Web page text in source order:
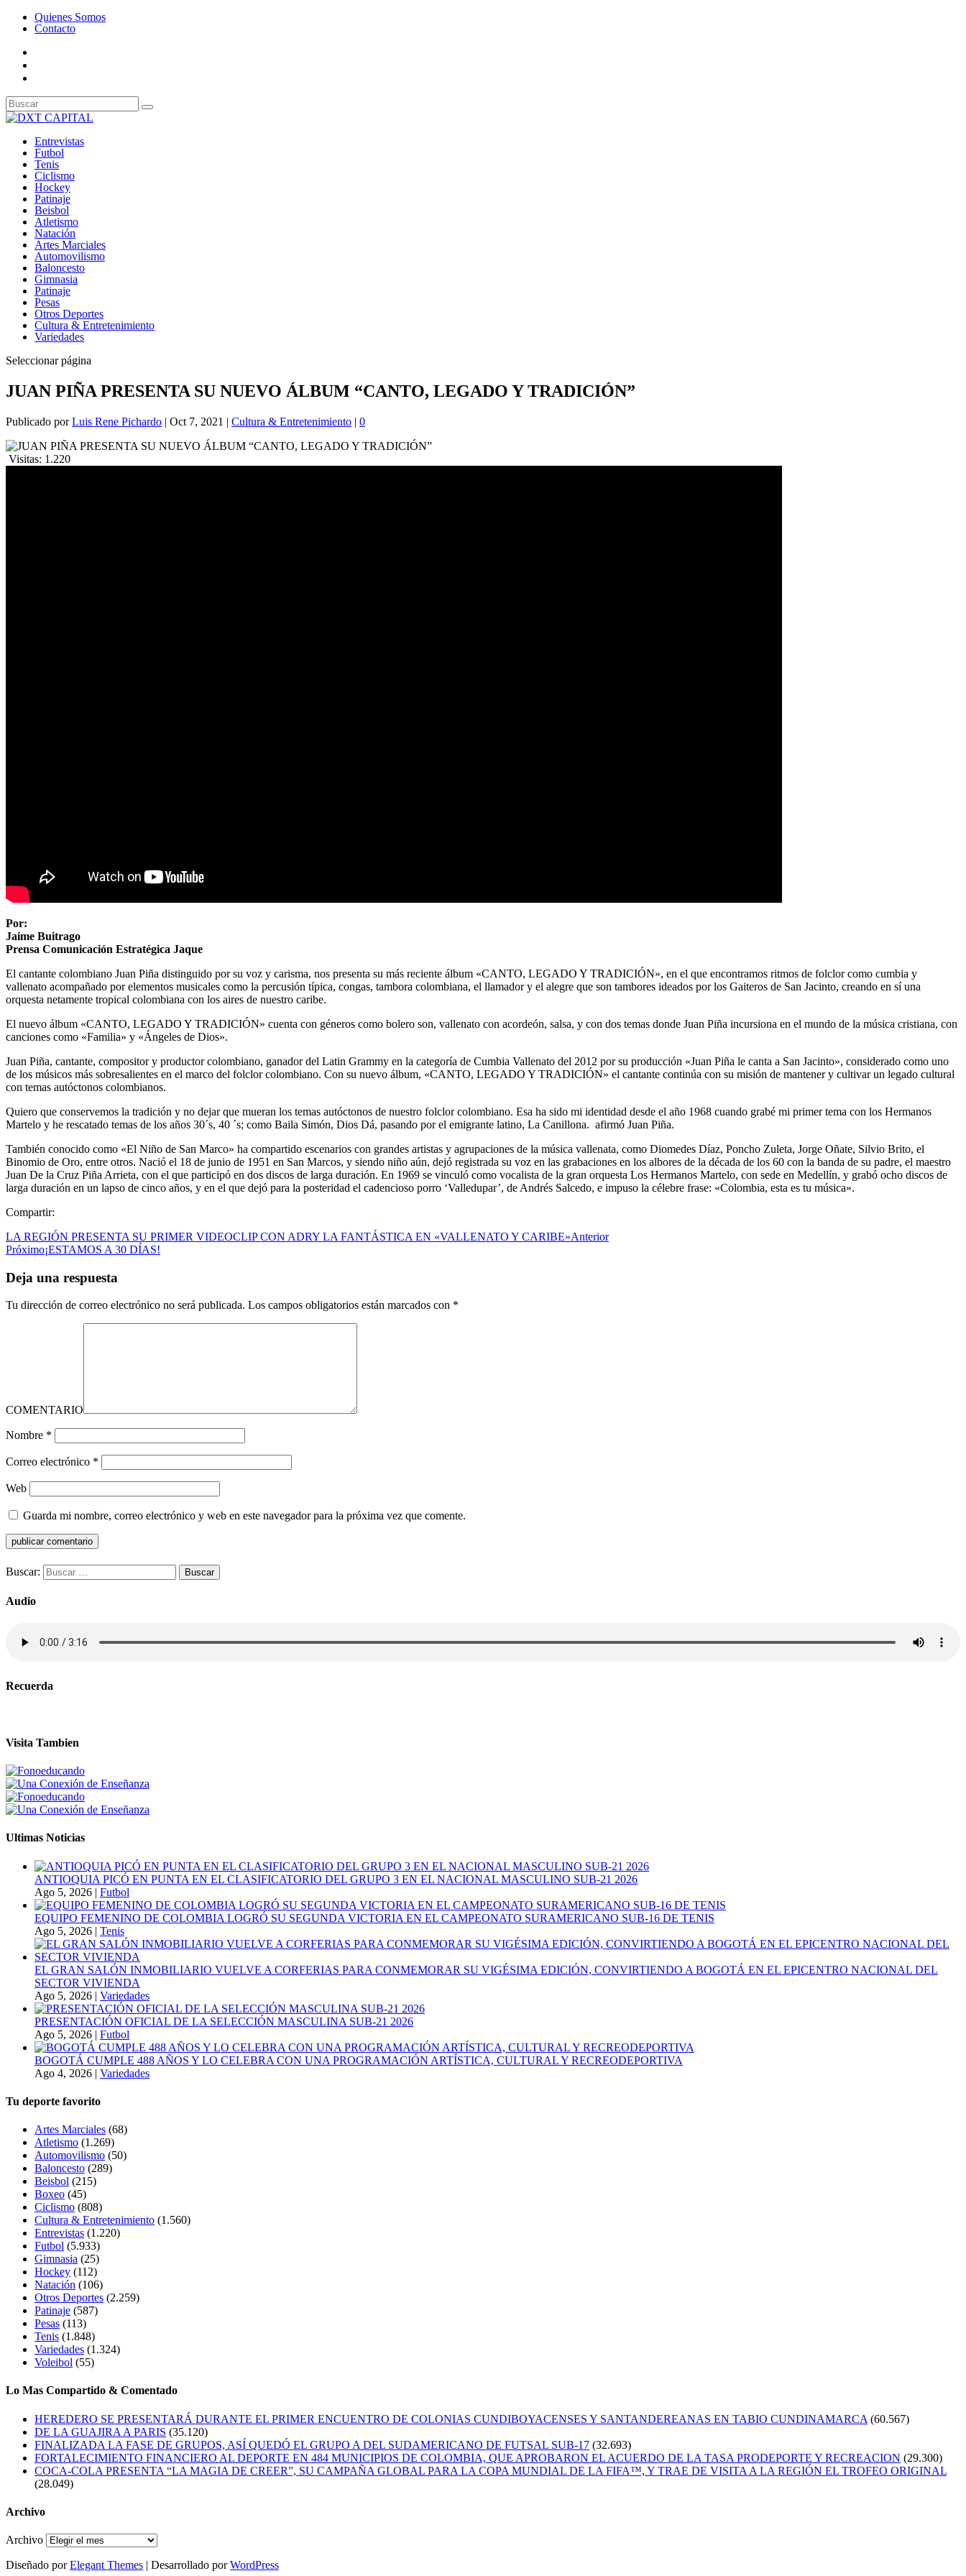
Quienes Somos
Contacto
Entrevistas
Futbol
Tenis
Ciclismo
Hockey
Patinaje
Beisbol
Atletismo
Natación
Artes Marciales
Automovilismo
Baloncesto
Gimnasia
Patinaje
Pesas
Otros Deportes
Cultura & Entretenimiento
Variedades
Seleccionar página
JUAN PIÑA PRESENTA SU NUEVO ÁLBUM “CANTO, LEGADO Y TRADICIÓN”
Publicado porLuis Rene Pichardo | Oct 7, 2021 | Cultura & Entretenimiento | 0
Visitas: 1.220
Por:
Jaime Buitrago
Prensa Comunicación Estratégica Jaque
El cantante colombiano Juan Piña distinguido por su voz y carisma, nos presenta su más reciente álbum «CANTO, LEGADO Y TRADICIÓN», en el que encontramos ritmos de folclor como cumbia y
vallenato acompañado por elementos musicales como la percusión típica, congas, tambora colombiana, el llamador y el alegre que son tambores ideados por los Gaiteros de San Jacinto, creando en sí una
orquesta netamente tropical colombiana con los aires de nuestro caribe.
El nuevo álbum «CANTO, LEGADO Y TRADICIÓN» cuenta con géneros como bolero son, vallenato con acordeón, salsa, y con dos temas donde Juan Piña incursiona en el mundo de la música cristiana, con
canciones como «Familia» y «Ángeles de Dios».
Juan Piña, cantante, compositor y productor colombiano, ganador del Latin Grammy en la categoría de Cumbia Vallenato del 2012 por su producción «Juan Piña le canta a San Jacinto», considerado como uno
de los músicos más sobresalientes en el marco del folclor colombiano. Con su nuevo álbum, «CANTO, LEGADO Y TRADICIÓN» el cantante continúa con su misión de mantener y cultivar un legado cultural
con temas autóctonos colombianos.
Quiero que conservemos la tradición y no dejar que mueran los temas autóctonos de nuestro folclor colombiano. Esa ha sido mi identidad desde el año 1968 cuando grabé mi primer tema con los Hermanos
Martelo y he rescatado temas de los años 30´s, 40 ´s; como Baila Simón, Dios Dá, pasando por el emigrante latino, La Canillona. afirmó Juan Piña.
También conocido como «El Niño de San Marco» ha compartido escenarios con grandes artistas y agrupaciones de la música vallenata, como Diomedes Díaz, Poncho Zuleta, Jorge Oñate, Silvio Brito, el
Binomio de Oro, entre otros. Nació el 18 de junio de 1951 en San Marcos, y siendo niño aún, dejó registrada su voz en las grabaciones en los albores de la década de los 60 con la banda de su padre, el maestro
Juan De la Cruz Piña Arrieta, con el que participó en dos discos de larga duración. En 1969 se vinculó como vocalista de la gran orquesta Los Hermanos Martelo, con sede en Medellín, y grabó ocho discos de
larga duración en un lapso de cinco años, y en el que dejó para la posteridad el cadencioso porro ‘Valledupar’, de Andrés Salcedo, e impuso la célebre frase: «Colombia, esta es tu música».
Compartir:
LA REGIÓN PRESENTA SU PRIMER VIDEOCLIP CON ADRY LA FANTÁSTICA EN «VALLENATO Y CARIBE»Anterior
Próximo¡ESTAMOS A 30 DÍAS!
Deja una respuesta
Tu dirección de correo electrónico no será publicada. Los campos obligatorios están marcados con *
COMENTARIO
Nombre *
Correo electrónico *
Web
Guarda mi nombre, correo electrónico y web en este navegador para la próxima vez que comente.
Buscar:
Audio
Recuerda
Visita Tambien
Ultimas Noticias
ANTIOQUIA PICÓ EN PUNTA EN EL CLASIFICATORIO DEL GRUPO 3 EN EL NACIONAL MASCULINO SUB-21 2026
Ago 5, 2026 | Futbol
EQUIPO FEMENINO DE COLOMBIA LOGRÓ SU SEGUNDA VICTORIA EN EL CAMPEONATO SURAMERICANO SUB-16 DE TENIS
Ago 5, 2026 | Tenis
EL GRAN SALÓN INMOBILIARIO VUELVE A CORFERIAS PARA CONMEMORAR SU VIGÉSIMA EDICIÓN, CONVIRTIENDO A BOGOTÁ EN EL EPICENTRO NACIONAL DEL
SECTOR VIVIENDA
Ago 5, 2026 | Variedades
PRESENTACIÓN OFICIAL DE LA SELECCIÓN MASCULINA SUB-21 2026
Ago 5, 2026 | Futbol
BOGOTÁ CUMPLE 488 AÑOS Y LO CELEBRA CON UNA PROGRAMACIÓN ARTÍSTICA, CULTURAL Y RECREODEPORTIVA
Ago 4, 2026 | Variedades
Tu deporte favorito
Artes Marciales (68)
Atletismo (1.269)
Automovilismo (50)
Baloncesto (289)
Beisbol (215)
Boxeo (45)
Ciclismo (808)
Cultura & Entretenimiento (1.560)
Entrevistas (1.220)
Futbol (5.933)
Gimnasia (25)
Hockey (112)
Natación (106)
Otros Deportes (2.259)
Patinaje (587)
Pesas (113)
Tenis (1.848)
Variedades (1.324)
Voleibol (55)
Lo Mas Compartido & Comentado
HEREDERO SE PRESENTARÁ DURANTE EL PRIMER ENCUENTRO DE COLONIAS CUNDIBOYACENSES Y SANTANDEREANAS EN TABIO CUNDINAMARCA (60.567)
DE LA GUAJIRA A PARIS (35.120)
FINALIZADA LA FASE DE GRUPOS, ASÍ QUEDÓ EL GRUPO A DEL SUDAMERICANO DE FUTSAL SUB-17 (32.693)
FORTALECIMIENTO FINANCIERO AL DEPORTE EN 484 MUNICIPIOS DE COLOMBIA, QUE APROBARON EL ACUERDO DE LA TASA PRODEPORTE Y RECREACION (29.300)
COCA-COLA PRESENTA “LA MAGIA DE CREER”, SU CAMPAÑA GLOBAL PARA LA COPA MUNDIAL DE LA FIFA™, Y TRAE DE VISITA A LA REGIÓN EL TROFEO ORIGINAL
(28.049)
Archivo
Archivo
Diseñado porElegant Themes | Desarrollado porWordPress